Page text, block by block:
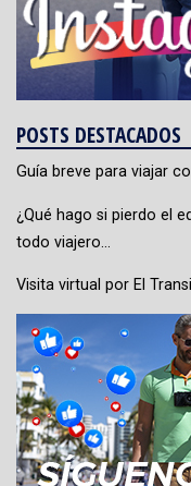
POSTS DESTACADOS
Guía breve para viajar
¿Qué hago si pierdo el
todo viajero…
Visita virtual por El